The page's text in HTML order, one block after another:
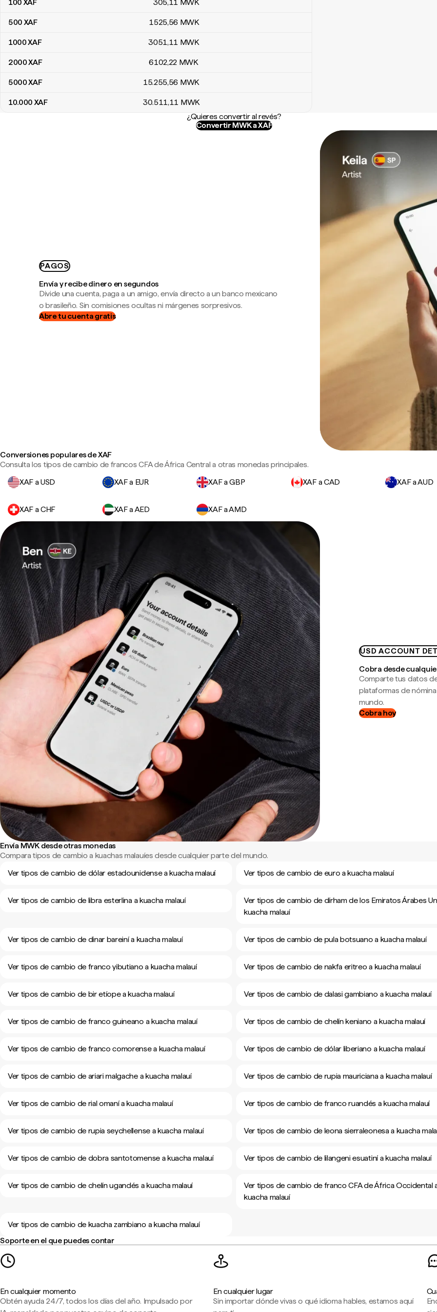
100 XAF 305,11 MWK
500 XAF 1525,56 MWK
1000XAF 3051,11 MWK
2000XAF 6102,22 MWK
5000XAF 15.255,56 MWK
10.000 XAF 30.511,11 MWK
¿Quieres convertir al revés?
Convertir MWK a XAF
PAGOS
Envía y recibe dinero en segundos
Divide una cuenta, paga a un amigo, envía directo a un banco mexicano
o brasileño. Sin comisiones ocultas ni márgenes sorpresivos.
Abre tu cuenta gratis
Conversiones populares de XAF
Consulta los tipos de cambio de francos CFA de África Central a otras monedas principales.
XAF a USD
XAF a EUR XAF a GBP XAF a CAD XAF a AUD
XAF a CHF XAF a AED XAF a AMD
USD ACCOUNT
Cobra desde
Comparte tus datos
plataformas de
mundo.
Cobra hoy
Envía MWK desde otras monedas
Compara tipos de cambio a kuachas malauíes desde cualquier parte del mundo.
Ver tipos de cambio de dólar estadounidense a kuacha malauí
Ver tipos de cambio de euro a kuacha malauí
Ver tipos de cambio de libra esterlina a kuacha malauí
Ver tipos de cambio de dírham de los Emiratos Árabes
kuacha malauí
Ver tipos de cambio de dinar bareiní a kuacha malauí Ver tipos de cambio de pula botsuano a kuacha malauí
Ver tipos de cambio de franco yibutiano a kuacha malauí Ver tipos de cambio de nakfa eritreo a kuacha malauí
Ver tipos de cambio de bir etíope a kuacha malauí Ver tipos de cambio de dalasi gambiano a kuacha malauí
Ver tipos de cambio de franco guineano a kuacha malauí Ver tipos de cambio de chelín keniano a kuacha malauí
Ver tipos de cambio de franco comorense a kuacha malauí Ver tipos de cambio de dólar liberiano a kuacha malauí
Ver tipos de cambio de ariari malgache a kuacha malauí Ver tipos de cambio de rupia mauriciana a kuacha malauí
Ver tipos de cambio de rial omaní a kuacha malauí Ver tipos de cambio de franco ruandés a kuacha malauí
Ver tipos de cambio de rupia seychellense a kuacha malauí Ver tipos de cambio de leona sierraleonesa a kuacha
Ver tipos de cambio de dobra santotomense a kuacha malauí Ver tipos de cambio de lilangeni esuatiní a kuacha malauí
Ver tipos de cambio de chelín ugandés a kuacha malauí
Ver tipos de cambio de franco CFA de África Occidental
kuacha malauí
Ver tipos de cambio de kuacha zambiano a kuacha malauí
Soporte en el que puedes contar
En cualquier momento
Obtén ayuda 24/7, todos los días del año. Impulsado por
En cualquier lugar
Sin importar dónde vivas o qué idioma hables, estamos aquí